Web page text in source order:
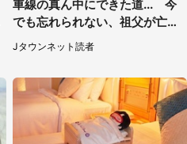
車線の真ん中にできた道... 今
でも忘れられない、祖父が亡く
なった夜に見た光景（30代女
性）
Jタウンネット読者